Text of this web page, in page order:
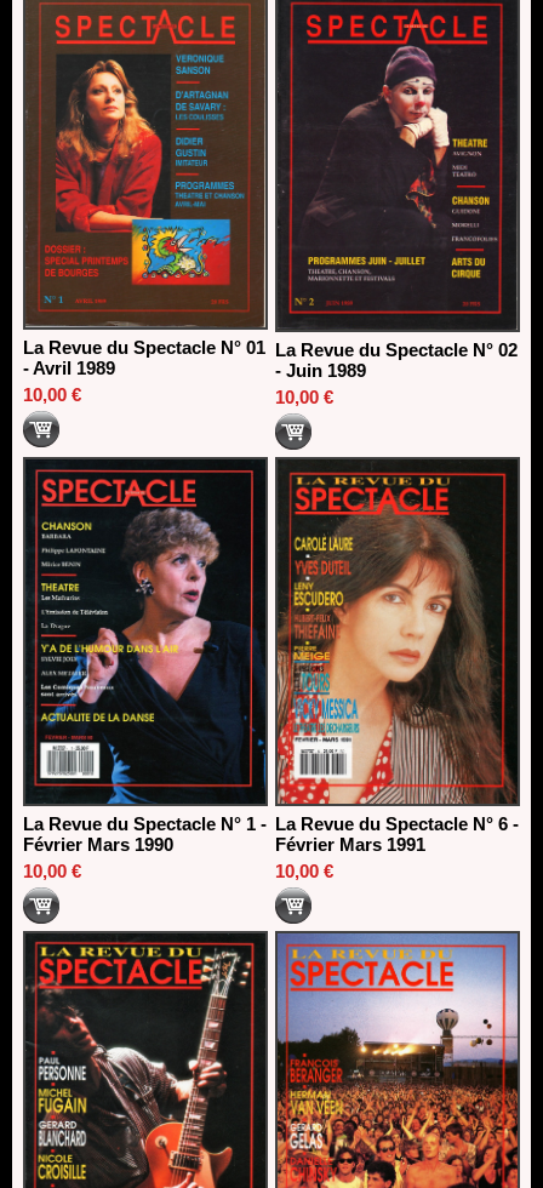
Dispositif SACD Auteurs d'espaces : les lauréats 2026
18/03/2026
La Revue du Spectacle N° 01
- Avril 1989
10,00 €
La Revue du Spectacle N° 02
- Juin 1989
10,00 €
La Revue du Spectacle N° 1 -
Février Mars 1990
10,00 €
La Revue du Spectacle N° 6 -
Février Mars 1991
10,00 €